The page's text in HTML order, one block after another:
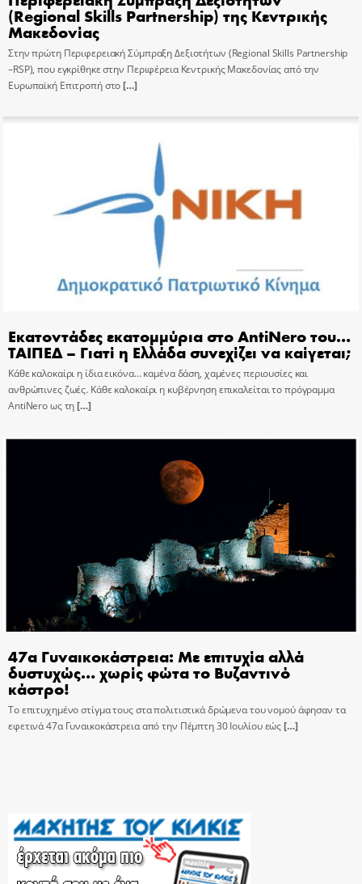
(Regional Skills Partnership) της Κεντρικής
Μακεδονίας
Στην πρώτη Περιφερειακή Σύμπραξη Δεξιοτήτων (Regional Skills Partnership
–RSP), που εγκρίθηκε στην Περιφέρεια Κεντρικής Μακεδονίας από την
Ευρωπαϊκή Επιτροπή στο[…]
Εκατοντάδες εκατομμύρια στο AntiNero του…
ΤΑΙΠΕΔ – Γιατί η Ελλάδα συνεχίζει να καίγεται;
Κάθε καλοκαίρι η ίδια εικόνα… καμένα δάση, χαμένες περιουσίες και
ανθρώπινες ζωές. Κάθε καλοκαίρι η κυβέρνηση επικαλείται το πρόγραμμα
AntiNero ως τη[…]
47α Γυναικοκάστρεια: Με επιτυχία αλλά
δυστυχώς… χωρίς φώτα το Βυζαντινό
κάστρο!
Το επιτυχημένο στίγμα τους στα πολιτιστικά δρώμενα του νομού άφησαν τα
εφετινά 47α Γυναικοκάστρεια από την Πέμπτη 30 Ιουλίου εώς[…]